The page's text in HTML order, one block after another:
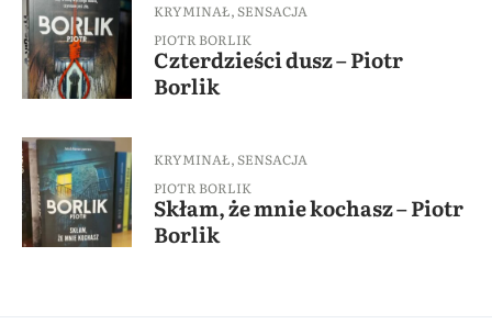
KRYMINAŁ,SENSACJA
PIOTR BORLIK
Czterdzieści dusz – Piotr
Borlik
KRYMINAŁ,SENSACJA
PIOTR BORLIK
Skłam, że mnie kochasz – Piotr
Borlik